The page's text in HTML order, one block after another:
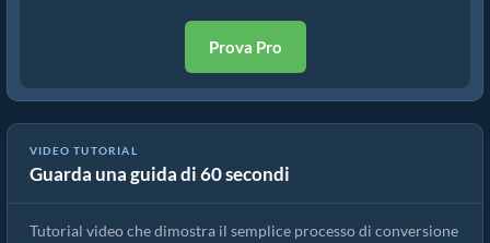
Prova Pro
VIDEO TUTORIAL
Guarda una guida di 60 secondi
Come convertire file multimediali
Tutorial video che dimostra il semplice processo di conversione